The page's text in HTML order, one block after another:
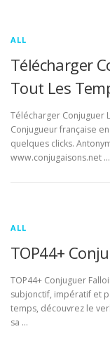
ALL
Télécharger
Tout Les
Télécharger Conjuguer
Conjugueur française
quelques clicks.
www.conjugaisons.net …
ALL
TOP44+
TOP44+ Conjuguer
subjonctif, impératif et
temps, découvrez le
sa …